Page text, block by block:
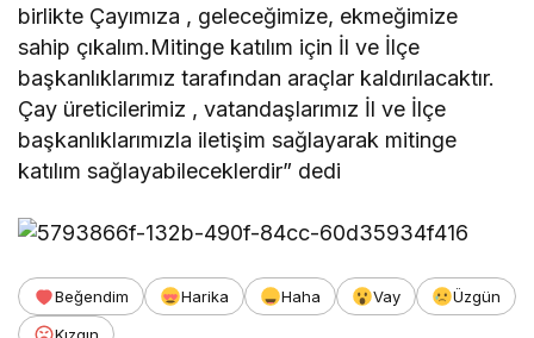
birlikte Çayımıza , geleceğimize, ekmeğimize
sahip çıkalım.Mitinge katılım için İl ve İlçe
başkanlıklarımız tarafından araçlar kaldırılacaktır.
Çay üreticilerimiz , vatandaşlarımız İl ve İlçe
başkanlıklarımızla iletişim sağlayarak mitinge
katılım sağlayabileceklerdir” dedi
Beğendim Harika Haha Vay
Üzgün
Kızgın